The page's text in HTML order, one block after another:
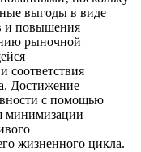
выгоды в виде
и повышения
рыночной
соответствия
Достижение
с помощью
минимизации
жизненного цикла.